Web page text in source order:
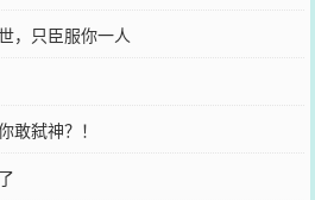
，只臣服你一人
敢弑神？！